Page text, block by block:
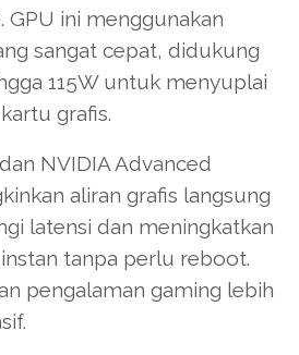
GPU ini menggunakan
sangat cepat, didukung
115W untuk menyuplai
grafis.
NVIDIA Advanced
aliran grafis langsung
latensi dan meningkatkan
tanpa perlu reboot.
pengalaman gaming lebih